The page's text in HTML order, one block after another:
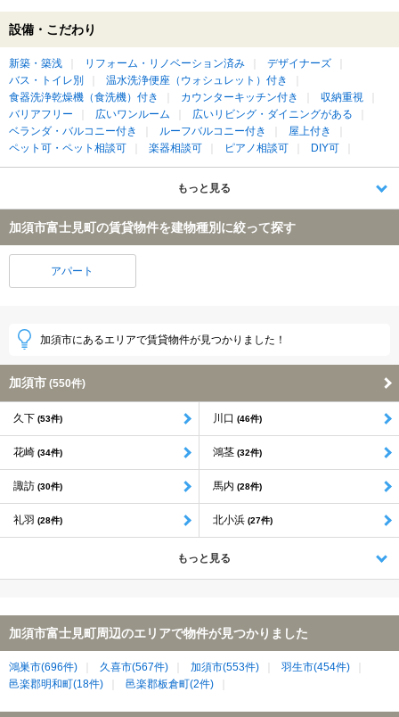
設備・こだわり
新築・築浅 リフォーム・リノベーション済み
デザイナーズ
バス・トイレ別
温水洗浄便座（ウォシュレット）付き
食器洗浄乾燥機（食洗機）付き
カウンターキッチン付き
収納重視
バリアフリー
広いワンルーム
広いリビング・ダイニングがある
ベランダ・バルコニー付き
ルーフバルコニー付き
屋上付き
ペット可・ペット相談可
楽器相談可 ピアノ相談可 DIY可
もっと見る
加須市富士見町の賃貸物件を建物種別に絞って探す
アパート
加須市にあるエリアで賃貸物件が見つかりました！
加須市 (550件)
久下 (53件) 川口 (46件)
花崎 (34件) 鴻茎 (32件)
諏訪 (30件) 馬内 (28件)
礼羽 (28件) 北小浜 (27件)
もっと見る
加須市富士見町周辺のエリアで物件が見つかりました
鴻巣市(696件) 久喜市(567件) 加須市(553件)
羽生市(454件)
邑楽郡明和町(18件)
邑楽郡板倉町(2件)